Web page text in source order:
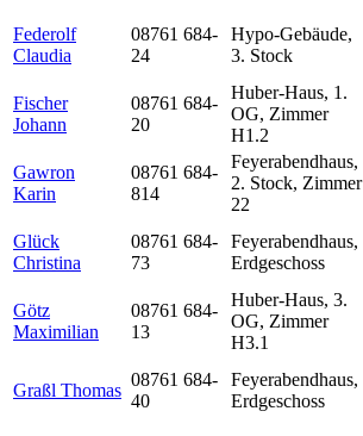
Federolf
Claudia
08761 684-
24
Hypo-Gebäude,
3. Stock
Fischer
Johann
08761 684-
20
Huber-Haus, 1.
OG, Zimmer
H1.2
Gawron
Karin
08761 684-
814
Feyerabendhaus,
2. Stock, Zimmer
22
Glück
Christina
08761 684-
73
Feyerabendhaus,
Erdgeschoss
Götz
Maximilian
08761 684-
13
Huber-Haus, 3.
OG, Zimmer
H3.1
Graßl Thomas
08761 684-
40
Feyerabendhaus,
Erdgeschoss